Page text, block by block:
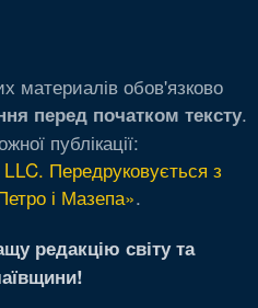
материалів обов'язково
перед початком тексту.
публікації:
Передруковується з
і Мазепа».
редакцію світу та